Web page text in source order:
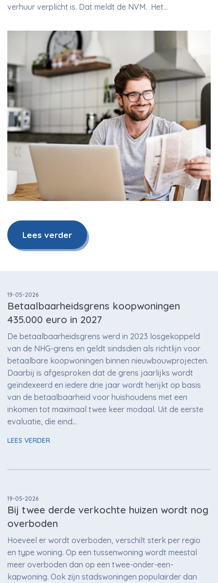
verhuur verplicht is. Dat meldt de NVM. Het…
Lees verder
19-05-2026
Betaalbaarheidsgrens koopwoningen
435.000 euro in 2027
De betaalbaarheidsgrens werd in 2023 losgekoppeld
van de NHG-grens en geldt sindsdien als richtlijn voor
betaalbare koopwoningen binnen nieuwbouwprojecten.
Daarbij is afgesproken dat de grens jaarlijks wordt
geïndexeerd en iedere drie jaar wordt herijkt op basis
van de betaalbaarheid voor huishoudens met een
inkomen tot maximaal twee keer modaal. Uit de eerste
evaluatie, die eind…
LEES VERDER
19-05-2026
Bij twee derde verkochte huizen wordt nog
overboden
Hoeveel er wordt overboden, verschilt sterk per regio
en type woning. Op een tussenwoning wordt meestal
meer overboden dan op een twee-onder-een-
kapwoning. Ook zijn stadswoningen populairder dan